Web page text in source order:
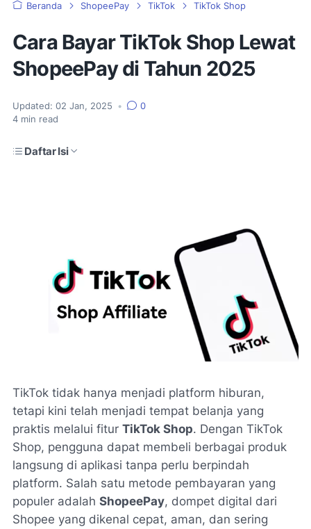
Beranda ShopeePay TikTok TikTok Shop
Cara Bayar TikTok Shop Lewat
ShopeePay di Tahun 2025
Updated: 02 Jan, 2025 •
0
4 min read
Daftar Isi
TikTok tidak hanya menjadi platform hiburan,
tetapi kini telah menjadi tempat belanja yang
praktis melalui fitur TikTok Shop. Dengan TikTok
Shop, pengguna dapat membeli berbagai produk
langsung di aplikasi tanpa perlu berpindah
platform. Salah satu metode pembayaran yang
populer adalah ShopeePay, dompet digital dari
Shopee yang dikenal cepat, aman, dan sering